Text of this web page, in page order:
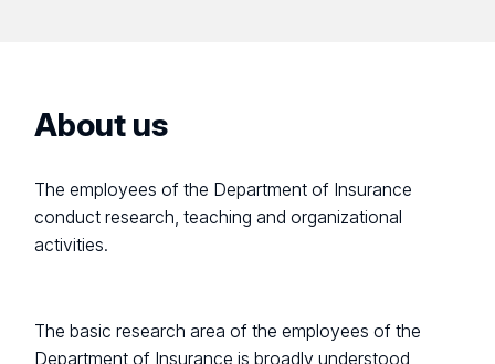
About us
The employees of the Department of Insurance
conduct research, teaching and organizational
activities.
The basic research area of ​​the employees of the
Department of Insurance is broadly understood